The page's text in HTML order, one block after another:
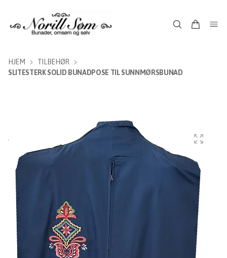
HJEM
TILBEHØR
SLITESTERK SOLID BUNADPOSE TIL SUNNMØRSBUNAD